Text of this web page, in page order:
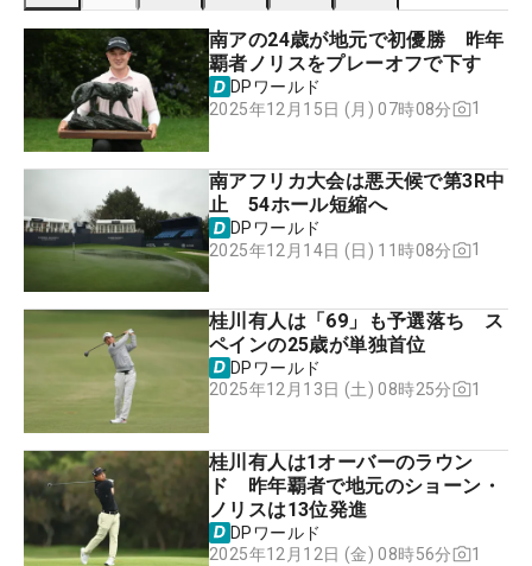
南アの24歳が地元で初優勝 昨年
覇者ノリスをプレーオフで下す
DPワールド
2025年12月15日 (月) 07時08分
1
南アフリカ大会は悪天候で第3R中
止 54ホール短縮へ
DPワールド
2025年12月14日 (日) 11時08分
1
桂川有人は「69」も予選落ち ス
ペインの25歳が単独首位
DPワールド
2025年12月13日 (土) 08時25分
1
桂川有人は1オーバーのラウン
ド 昨年覇者で地元のショーン・
ノリスは13位発進
DPワールド
2025年12月12日 (金) 08時56分
1